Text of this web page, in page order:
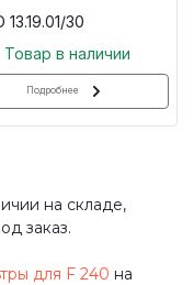
13.19.01/30
Товар в наличии
Подробнее
на складе,
заказ.
для F 240 на